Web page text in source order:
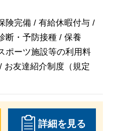
険完備 / 有給休暇付与 /
断・予防接種 / 保養
ポーツ施設等の利用料
お友達紹介制度（規定
詳細を見る